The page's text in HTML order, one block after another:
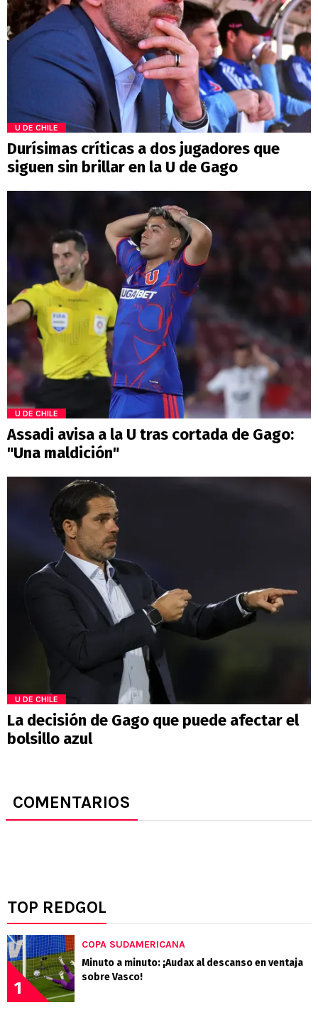
U DE CHILE
Durísimas críticas a dos jugadores que
siguen sin brillar en la U de Gago
U DE CHILE
Assadi avisa a la U tras cortada de Gago:
"Una maldición"
U DE CHILE
La decisión de Gago que puede afectar el
bolsillo azul
COMENTARIOS
TOP REDGOL
1
COPA SUDAMERICANA
Minuto a minuto: ¡Audax al descanso en ventaja
sobre Vasco!